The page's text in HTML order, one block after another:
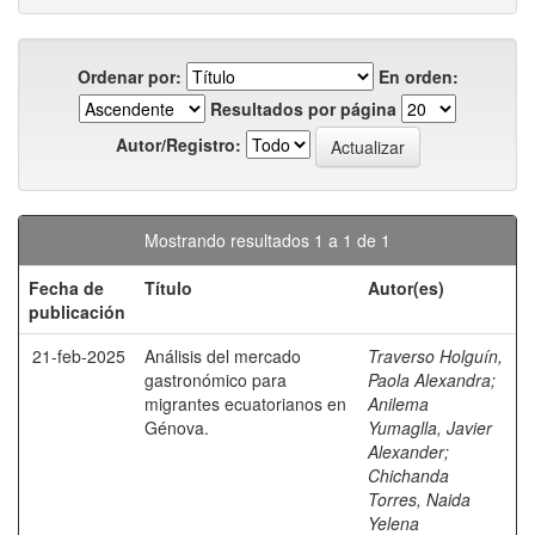
Ordenar por:
En orden:
Resultados por página
Autor/Registro:
Mostrando resultados 1 a 1 de 1
Fecha de
publicación
Título Autor(es)
21-feb-2025
Análisis del mercado
gastronómico para
migrantes ecuatorianos en
Génova.
Traverso Holguín,
Paola Alexandra;
Anilema
Yumaglla, Javier
Alexander;
Chichanda
Torres, Naida
Yelena